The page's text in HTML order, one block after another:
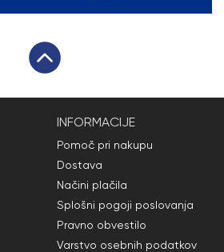
INFORMACIJE
Pomoč pri nakupu
Dostava
Načini plačila
Splošni pogoji poslovanja
Pravno obvestilo
Varstvo osebnih podatkov